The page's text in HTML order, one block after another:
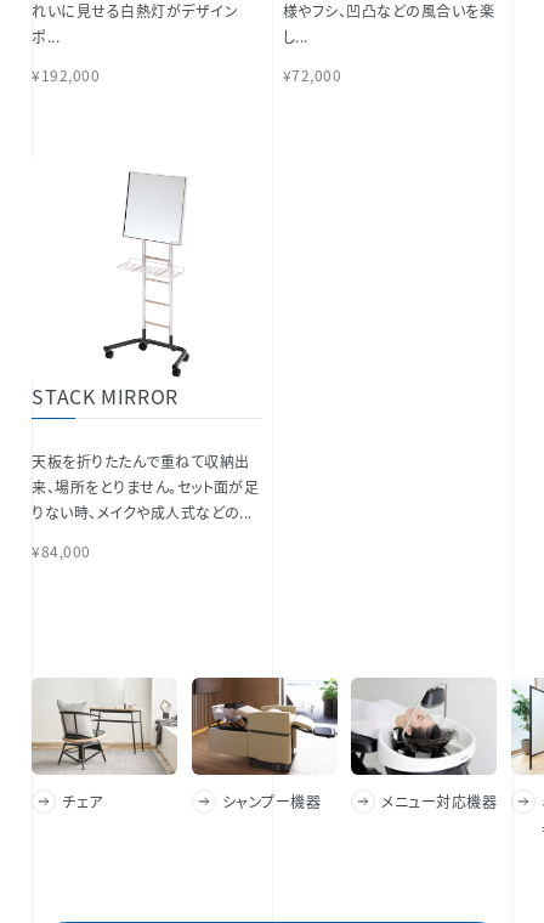
れいに見せる白熱灯がデザイン
ポ...
¥192,000
様やフシ、凹凸などの風合いを楽
し...
¥72,000
STACK MIRROR
天板を折りたたんで重ねて収納出
来、場所をとりません。セット面が足
りない時、メイクや成人式などの...
¥84,000
チェア シャンプー機器 メニュー対応機器